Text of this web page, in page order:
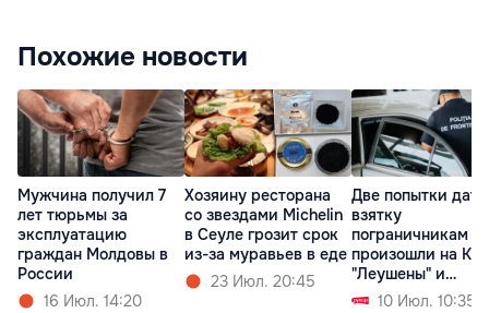
Похожие новости
Мужчина получил 7
лет тюрьмы за
эксплуатацию
граждан Молдовы в
России
16 Июл. 14:20
Хозяину ресторана
со звездами Michelin
в Сеуле грозит срок
из-за муравьев в еде
23 Июл. 20:45
Две попытки дать
взятку
пограничникам
произошли на
"Леушены" и
"Паланка"
10 Июл. 10:35